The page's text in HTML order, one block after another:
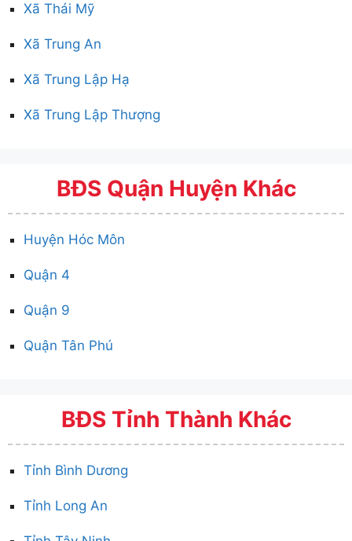
Xã Thái Mỹ
Xã Trung An
Xã Trung Lập Hạ
Xã Trung Lập Thượng
BĐS Quận Huyện Khác
Huyện Hóc Môn
Quận 4
Quận 9
Quận Tân Phú
BĐS Tỉnh Thành Khác
Tỉnh Bình Dương
Tỉnh Long An